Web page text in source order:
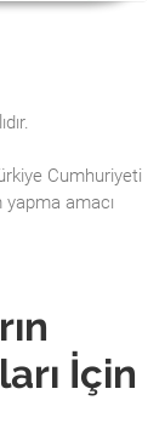
Cumhuriyeti
yapma amacı
İçin